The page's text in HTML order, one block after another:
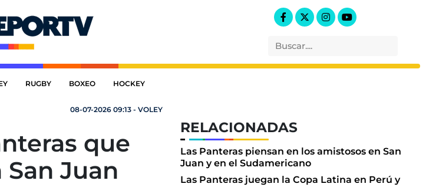
RUGBY BOXEO HOCKEY
08-07-2026 09:13 - VOLEY
que
Juan
RELACIONADAS
Las Panteras piensan en los amistosos en San
Juan y en el Sudamericano
Las Panteras juegan la Copa Latina en Perú y